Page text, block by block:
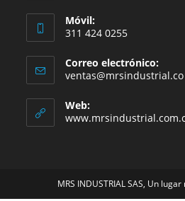
Móvil:
311 424 0255
Correo electrónico:
ventas@mrsindustrial.co
Web:
MRS INDUSTRIAL SAS, Un